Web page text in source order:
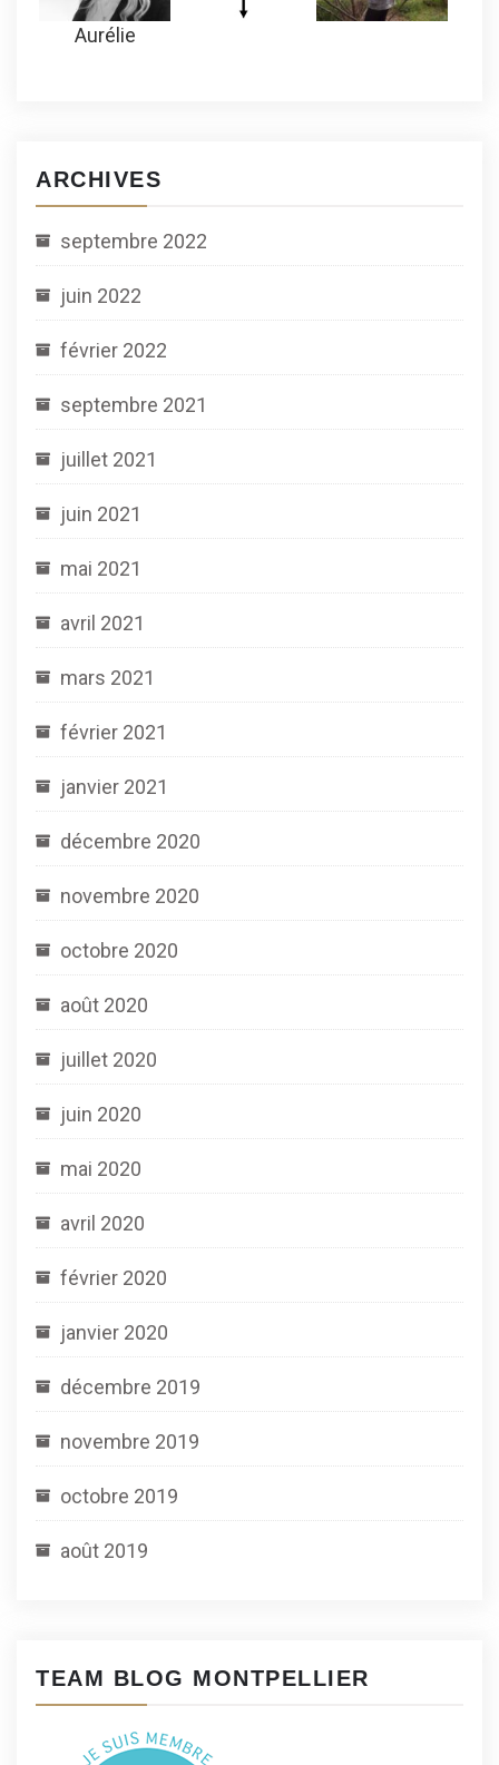
Aurélie
ARCHIVES
septembre 2022
juin 2022
février 2022
septembre 2021
juillet 2021
juin 2021
mai 2021
avril 2021
mars 2021
février 2021
janvier 2021
décembre 2020
novembre 2020
octobre 2020
août 2020
juillet 2020
juin 2020
mai 2020
avril 2020
février 2020
janvier 2020
décembre 2019
novembre 2019
octobre 2019
août 2019
TEAM BLOG MONTPELLIER